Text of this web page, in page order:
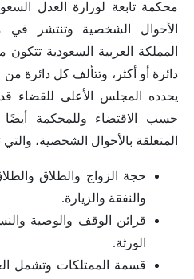
محكمة تابعة لوزارة العدل
الأحوال الشخصية وتنتشر
المملكة العربية السعودية
دائرة أو أكثر، وتتألف كل دائرة
يحدده المجلس الأعلى للقضاء
حسب الاقتضاء وللمحكمة
المتعلقة بالأحوال الشخصية،
حجة الزواج والطلاق
والنفقة والزيارة.
قرائن الوقف والوصية
الورثة.
قسمة الممتلكات وتشمل